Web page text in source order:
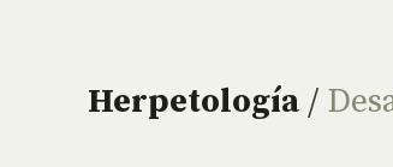
Herpetología/